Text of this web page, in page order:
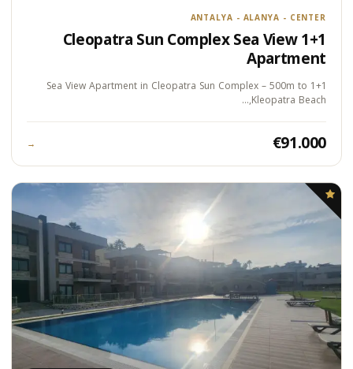
ANTALYA - ALANYA - CENTER
Cleopatra Sun Complex Sea View 1+1
Apartment
1+1 Sea View Apartment in Cleopatra Sun Complex – 500m to
Kleopatra Beach,…
€91.000
→